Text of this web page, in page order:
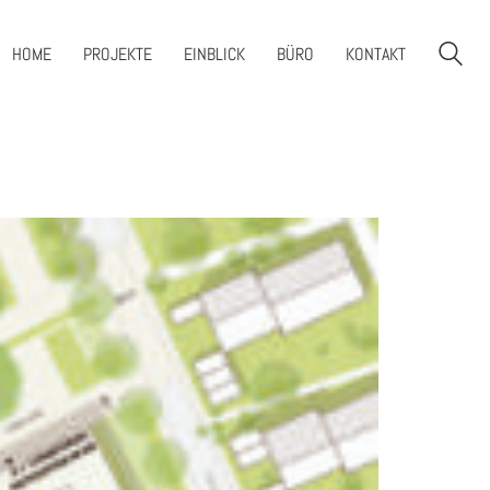
HOME PROJEKTE EINBLICK BÜRO KONTAKT